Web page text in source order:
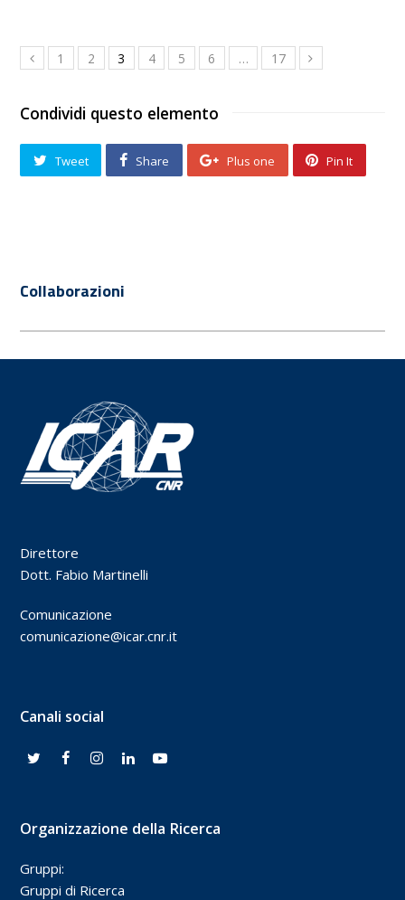
1 2 3 4 5 6 … 17
Condividi questo elemento
Tweet Share Plus one Pin It
Collaborazioni
Direttore
Dott. Fabio Martinelli
Comunicazione
comunicazione@icar.cnr.it
Canali social
Organizzazione della Ricerca
Gruppi:
Gruppi di Ricerca